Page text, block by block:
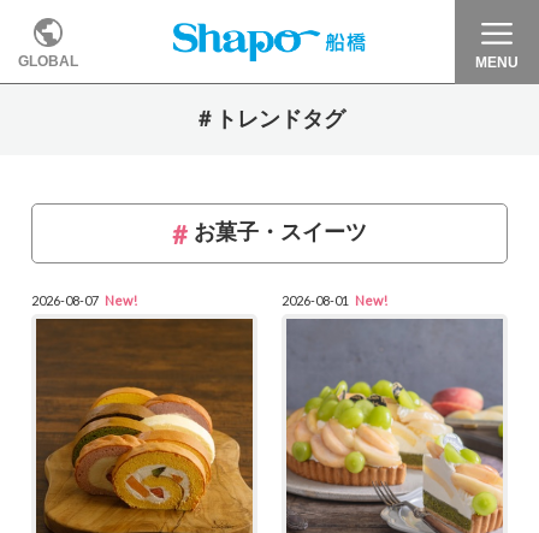
GLOBAL MENU
＃トレンドタグ
お菓子・スイーツ
2026-08-07 New! 2026-08-01 New!